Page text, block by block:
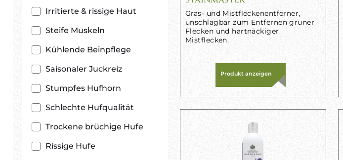
Irritierte & rissige Haut
Steife Muskeln
Kühlende Beinpflege
Saisonaler Juckreiz
Stumpfes Hufhorn
Schlechte Hufqualität
Trockene brüchige Hufe
Rissige Hufe
Gras- und Mistfleckenentferner,
unschlagbar zum Entfernen grüner
Flecken und hartnäckiger
Mistflecken.
Produkt anzeigen